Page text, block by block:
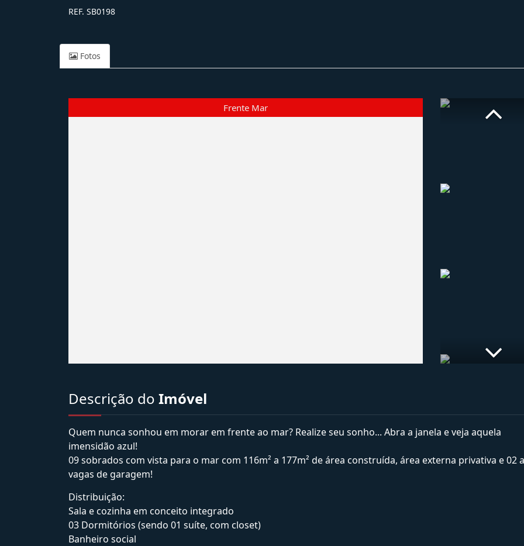
REF. SB0198
Fotos
Descrição do Imóvel
Quem nunca sonhou em morar em frente ao mar? Realize seu sonho... Abra a janela e veja aquela
imensidão azul!
09 sobrados com vista para o mar com 116m² a 177m² de área construída, área externa privativa e 02
vagas de garagem!
Distribuição:
Sala e cozinha em conceito integrado
03 Dormitórios (sendo 01 suíte, com closet)
Banheiro social